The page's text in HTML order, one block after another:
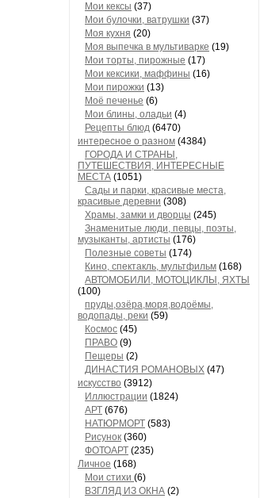
Мои кексы (37)
Мои булочки, ватрушки (37)
Моя кухня (20)
Моя выпечка в мультиварке (19)
Мои торты, пирожные (17)
Мои кексики, маффины (16)
Мои пирожки (13)
Моё печенье (6)
Мои блины, оладьи (4)
Рецепты блюд (6470)
интересное о разном (4384)
ГОРОДА И СТРАНЫ,
ПУТЕШЕСТВИЯ, ИНТЕРЕСНЫЕ
МЕСТА (1051)
Сады и парки, красивые места,
красивые деревни (308)
Храмы, замки и дворцы (245)
Знаменитые люди, певцы, поэты,
музыканты, артисты (176)
Полезные советы (174)
Кино, спектакль, мультфильм (168)
АВТОМОБИЛИ, МОТОЦИКЛЫ, ЯХТЫ
(100)
пруды,озёра,моря,водоёмы,
водопады, реки (59)
Космос (45)
ПРАВО (9)
Пещеры (2)
ДИНАСТИЯ РОМАНОВЫХ (47)
искусство (3912)
Иллюстрации (1824)
АРТ (676)
НАТЮРМОРТ (583)
Рисунок (360)
ФОТОАРТ (235)
Личное (168)
Мои стихи (6)
ВЗГЛЯД ИЗ ОКНА (2)